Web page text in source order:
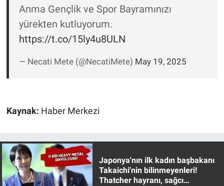
Anma Gençlik ve Spor Bayramınızı
yürekten kutluyorum.
https://t.co/15ly4u8ULN
— Necati Mete (@NecatiMete) May 19, 2025
Kaynak: Haber Merkezi
Japonya'nın ilk kadın başbakanı
Takaichi'nin bilinmeyenleri!
Thatcher hayranı, sağcı
Spor
Teknoloji
Türkiye'nin Geleceği
Yerel Gündem
Canlı Yayın